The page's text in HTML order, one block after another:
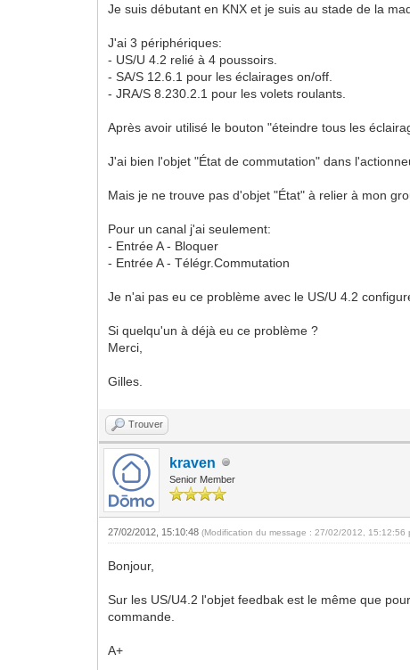
Je suis débutant en KNX et je suis au stade de la
J'ai 3 périphériques:
- US/U 4.2 relié à 4 poussoirs.
- SA/S 12.6.1 pour les éclairages on/off.
- JRA/S 8.230.2.1 pour les volets roulants.
Après avoir utilisé le bouton "éteindre tous les
J'ai bien l'objet "État de commutation" dans
Mais je ne trouve pas d'objet "État" à relier à mon
Pour un canal j'ai seulement:
- Entrée A - Bloquer
- Entrée A - Télégr.Commutation
Je n'ai pas eu ce problème avec le US/U 4.2
Si quelqu'un à déjà eu ce problème ?
Merci,
Gilles.
Trouver
kraven
Senior Member
27/02/2012, 15:10:48(Modification du message : 27/02/2012, 15:12:56
Bonjour,
Sur les US/U4.2 l'objet feedbak est le même que
commande.
A+